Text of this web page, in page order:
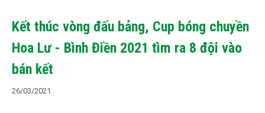
Kết thúc vòng đấu bảng, Cup bóng chuyền
Hoa Lư - Bình Điền 2021 tìm ra 8 đội vào
bán kết
26/03/2021